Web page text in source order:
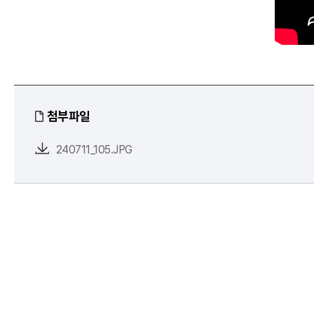
첨부파일
240711_105.JPG